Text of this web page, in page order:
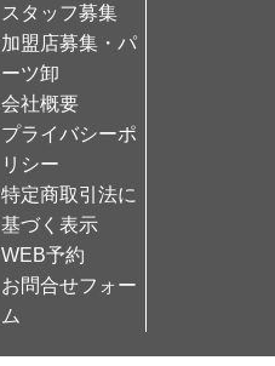
スタッフ募集
加盟店募集・パ
ーツ卸
会社概要
プライバシーポ
リシー
特定商取引法に
基づく表示
WEB予約
お問合せフォー
ム